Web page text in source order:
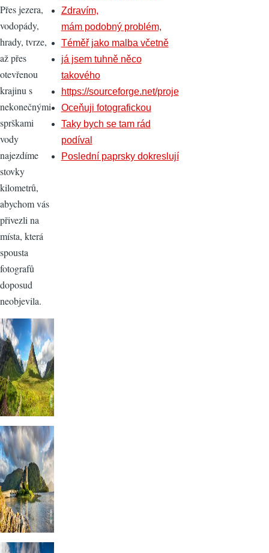
Přes jezera,
vodopády,
hrady, tvrze,
až přes
otevřenou
krajinu s
nekonečnými
sprškami
vody
najezdíme
stovky
kilometrů,
abychom vás
přivezli na
místa, která
spousta
fotografů
doposud
neobjevila.
Zdravím,
mám podobný problém,
Téměř jako malba včetně
já jsem tuhně něco
takového
https://sourceforge.net/proje
Oceňuji fotografickou
Taky bych se tam rád
podíval
Poslední paprsky dokreslují